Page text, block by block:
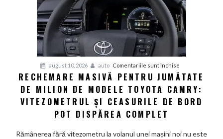
și
V2L
să
salveze
România
de
o
criză
energetică
august 10, 2026 auto Comentariile sunt închise
Rechemare
masivă
pentru
milion
RECHEMARE MASIVĂ PENTRU JUMĂTATE
DE MILION DE MODELE TOYOTA CAMRY:
VITEZOMETRUL ȘI CEASURILE DE BORD
POT DISPĂREA COMPLET
Rămânerea fără vitezometru la volanul unei mașini noi nu este